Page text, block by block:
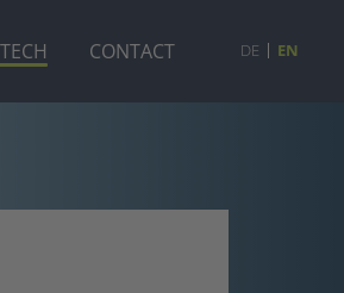
CONTACT DE EN